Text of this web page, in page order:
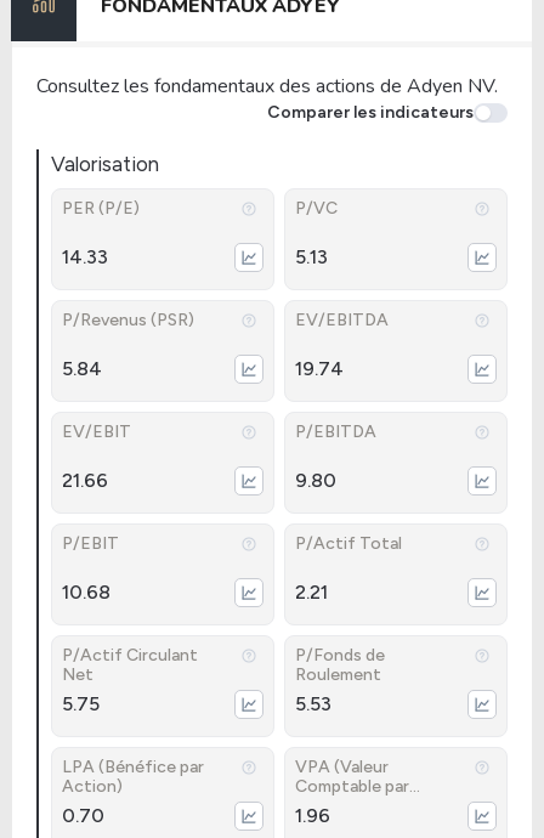
FONDAMENTAUX ADYEY
Consultez les fondamentaux des actions de Adyen NV.
Comparer les indicateurs
Valorisation
PER (P/E)
14.33
P/VC
5.13
P/Revenus (PSR)
5.84
EV/EBITDA
19.74
EV/EBIT
21.66
P/EBITDA
9.80
P/EBIT
10.68
P/Actif Total
2.21
P/Actif Circulant
Net
5.75
P/Fonds de
Roulement
5.53
LPA (Bénéfice par
Action)
0.70
VPA (Valeur
Comptable par
Action)
1.96